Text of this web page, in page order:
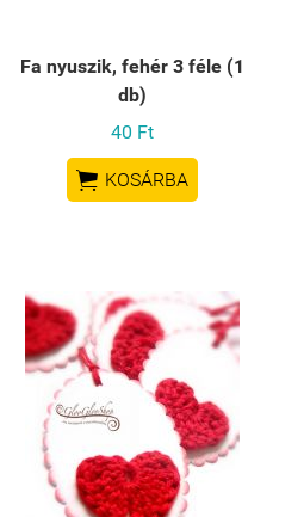
Fa nyuszik, fehér 3 féle (1
db)
40 Ft
 KOSÁRBA